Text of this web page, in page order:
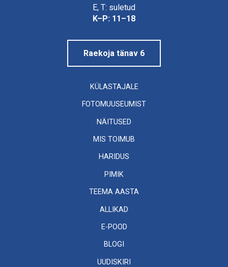
E, T: suletud
K–P: 11–18
Raekoja tänav 6
KÜLASTAJALE
FOTOMUUSEUMIST
NÄITUSED
MIS TOIMUB
HARIDUS
PIMIK
TEEMA AASTA
ALLIKAD
E-POOD
BLOGI
UUDISKIRI